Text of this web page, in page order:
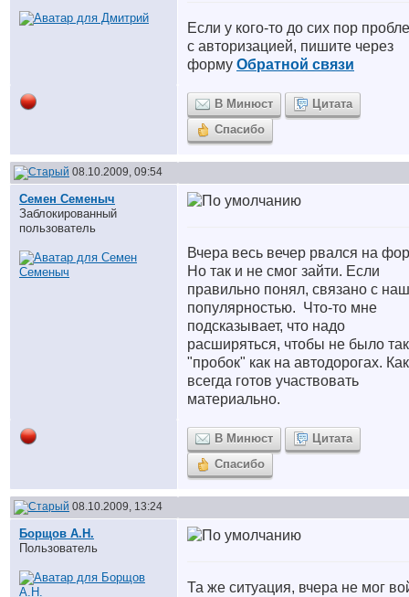
Если у кого-то до сих пор
с авторизацией, пишите через
форму Обратной связи
В Минюст
Цитата
Спасибо
08.10.2009, 09:54
Семен Семеныч
Заблокированный
пользователь
Вчера весь вечер рвался на
Но так и не смог зайти. Если
правильно понял, связано с
популярностью. Что-то мне
подсказывает, что надо
расширяться, чтобы не было
"пробок" как на автодорогах. Как
всегда готов участвовать
материально.
В Минюст
Цитата
Спасибо
08.10.2009, 13:24
Борщов А.Н.
Пользователь
Та же ситуация, вчера не мог